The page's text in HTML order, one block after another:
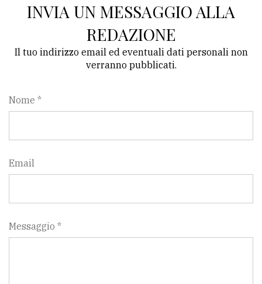
INVIA UN MESSAGGIO ALLA
REDAZIONE
Il tuo indirizzo email ed eventuali dati personali non
verranno pubblicati.
Nome *
Email
Messaggio *